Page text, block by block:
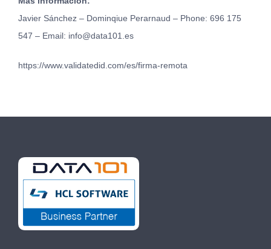
Javier Sánchez – Dominqiue Perarnaud – Phone: 696 175
547 – Email: info@data101.es
https://www.validatedid.com/es/firma-remota